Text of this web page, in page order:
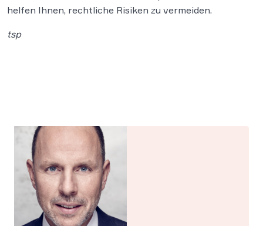
helfen Ihnen, rechtliche Risiken zu vermeiden.
tsp